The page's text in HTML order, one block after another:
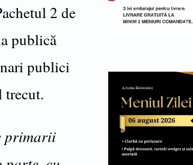
2 de
publică
publici
trecut.
primarii